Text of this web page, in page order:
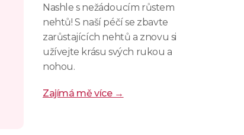
Nashle s nežádoucím růstem
nehtů! S naší péčí se zbavte
zarůstajících nehtů a znovu si
užívejte krásu svých rukou a
nohou.
Zajímá mě více →